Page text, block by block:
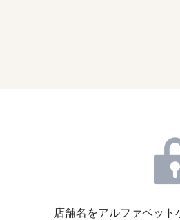
店舗名をアルファベット